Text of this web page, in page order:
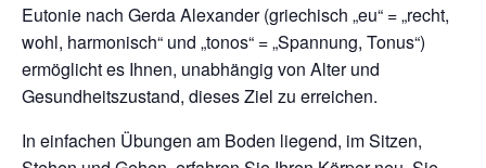
Eutonie nach Gerda Alexander (griechisch „eu“ = „recht,
wohl, harmonisch“ und „tonos“ = „Spannung, Tonus“)
ermöglicht es Ihnen, unabhängig von Alter und
Gesundheitszustand, dieses Ziel zu erreichen.
In einfachen Übungen am Boden liegend, im Sitzen,